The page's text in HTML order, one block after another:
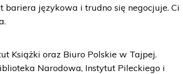
językowa i trudno się negocjuje. Ci
Książki oraz Biuro Polskie w Tajpej.
Narodowa, Instytut Pileckiego i